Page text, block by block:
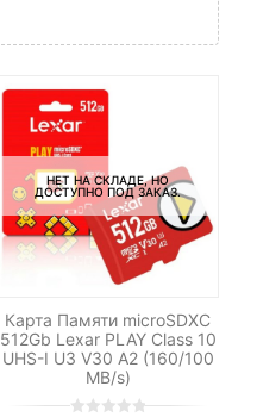
НЕТ НА СКЛАДЕ, НО
ДОСТУПНО ПОД ЗАКАЗ.
Карта Памяти microSDXC
512Gb Lexar PLAY Class 10
UHS-I U3 V30 A2 (160/100
MB/s)